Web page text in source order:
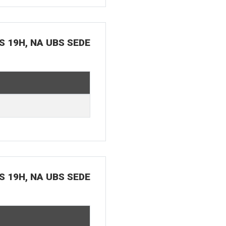
19H, NA UBS SEDE
19H, NA UBS SEDE